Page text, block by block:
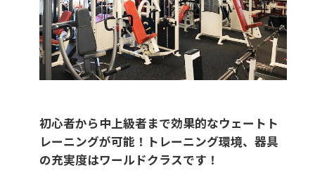
初心者から中上級者まで効果的なウェートト
レーニングが可能！トレーニング環境、器具
の充実度はワールドクラスです！